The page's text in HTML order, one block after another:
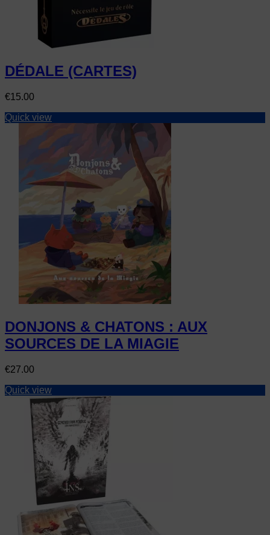
DÉDALE (CARTES)
Price
€15.00
Quick view
DONJONS & CHATONS : AUX
SOURCES DE LA MIAGIE
Price
€27.00
Quick view